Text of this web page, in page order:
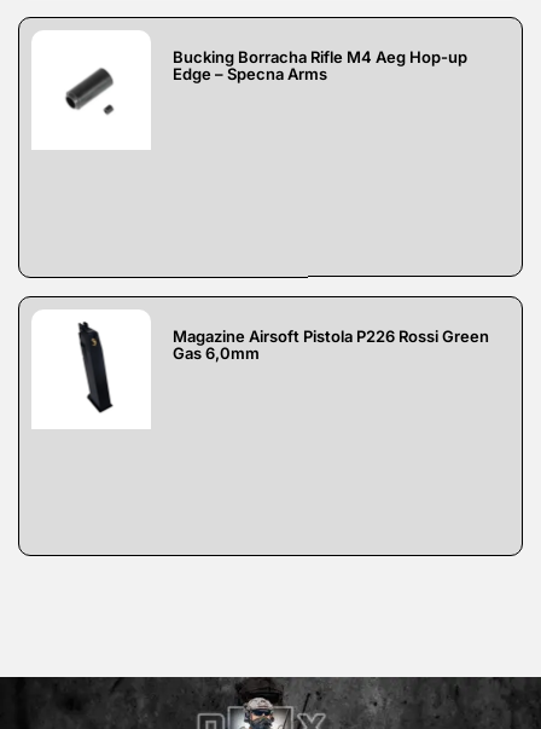
Bucking Borracha Rifle M4 Aeg Hop-up
Edge – Specna Arms
Magazine Airsoft Pistola P226 Rossi Green
Gas 6,0mm